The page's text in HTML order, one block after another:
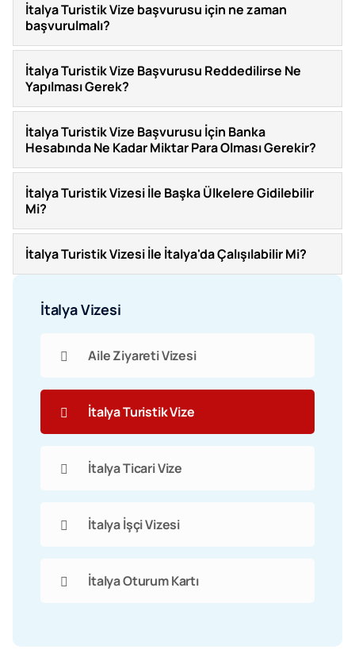
İtalya Vizesi
Aile Ziyareti Vizesi
İtalya Turistik Vize
İtalya Ticari Vize
İtalya İşçi Vizesi
İtalya Oturum Kartı
İtalya Turistik Vize başvurusu için ne zaman
başvurulmalı?
İtalya Turistik Vize Başvurusu Reddedilirse Ne
Yapılması Gerek?
İtalya Turistik Vize Başvurusu İçin Banka
Hesabında Ne Kadar Miktar Para Olması Gerekir?
İtalya Turistik Vizesi İle Başka Ülkelere Gidilebilir
Mi?
İtalya Turistik Vizesi İle İtalya'da Çalışılabilir Mi?